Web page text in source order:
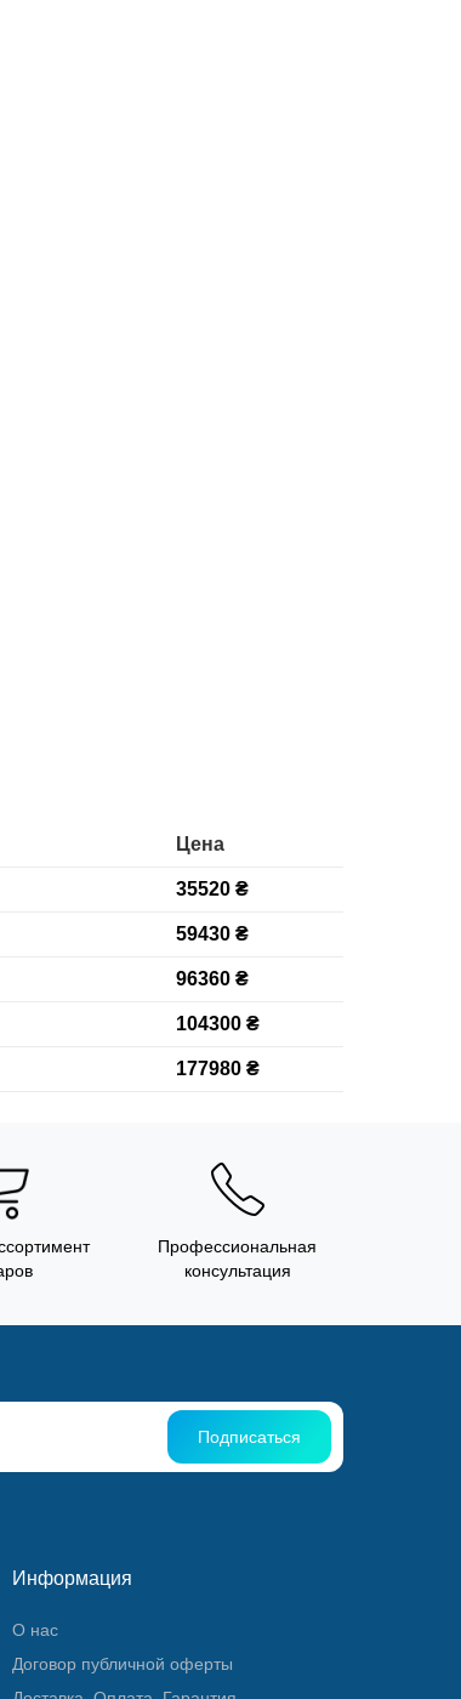
Цена
35520 ₴
59430 ₴
96360 ₴
104300 ₴
177980 ₴
Профессиональная
консультация
Подписаться
Информация
О нас
Договор публичной оферты